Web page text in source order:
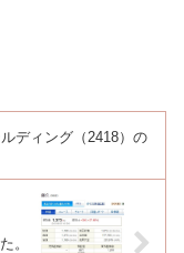
ディング（2418）の
。